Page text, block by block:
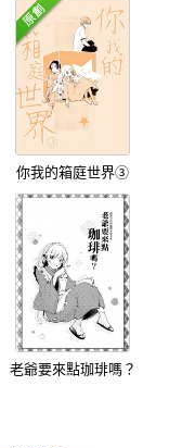
你我的箱庭世界③
老爺要來點珈琲嗎？